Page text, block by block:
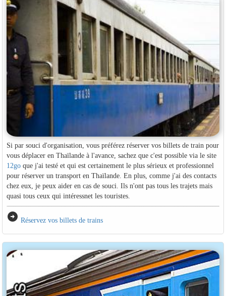
Si par souci d'organisation, vous préférez réserver vos billets de train pour
vous déplacer en Thaïlande à l'avance, sachez que c'est possible via le site
12goque j'ai testé et qui est certainement le plus sérieux et professionnel
pour réserver un transport en Thaïlande. En plus, comme j'ai des contacts
chez eux, je peux aider en cas de souci. Ils n'ont pas tous les trajets mais
quasi tous ceux qui intéressnet les touristes.
arrow_circle_right Réservez vos billets de trains